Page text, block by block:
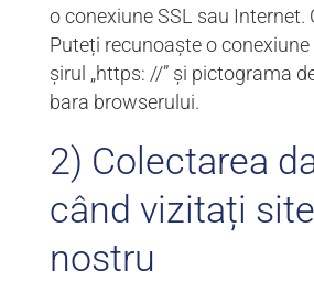
o conexiune SSL sau Internet.
Puteți recunoaște o
șirul „https: //” și pictograma
bara browserului.
2) Colectarea
când vizitați
nostru